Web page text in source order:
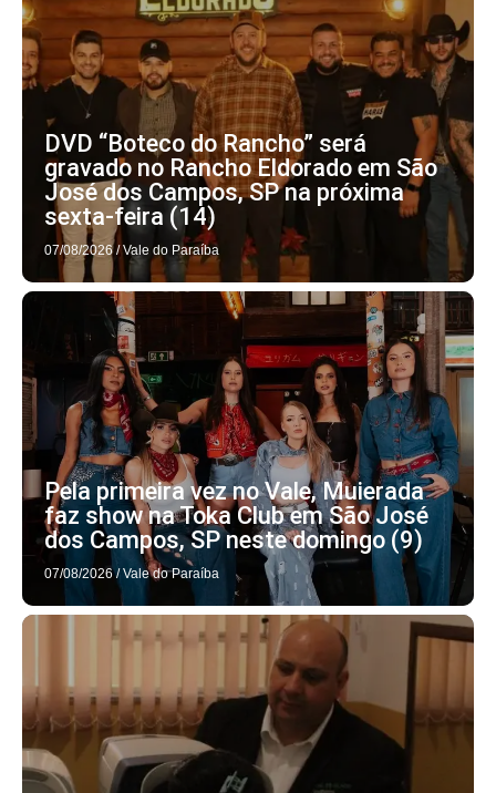
DVD “Boteco do Rancho” será
gravado no Rancho Eldorado em São
José dos Campos, SP na próxima
sexta-feira (14)
07/08/2026 / Vale do Paraíba
Pela primeira vez no Vale, Muierada
faz show na Toka Club em São José
dos Campos, SP neste domingo (9)
07/08/2026 / Vale do Paraíba